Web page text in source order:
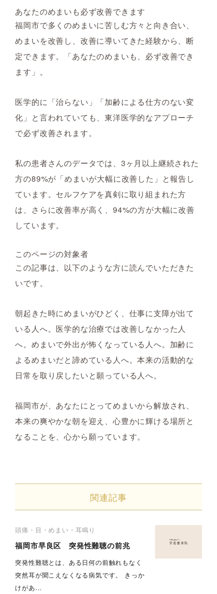
あなたのめまいも必ず改善できます
福岡市で多くのめまいに苦しむ方々と向き合い、
めまいを改善し、改善に導いてきた経験から、断
定できます。「あなたのめまいも、必ず改善でき
ます」。
医学的に「治らない」「加齢による仕方のない変
化」と言われていても、東洋医学的なアプローチ
で必ず改善されます。
私の患者さんのデータでは、3ヶ月以上継続された
方の89%が「めまいが大幅に改善した」と報告し
ています。セルフケアを真剣に取り組まれた方
は、さらに改善率が高く、94%の方が大幅に改善
しています。
このページの対象者
この記事は、以下のような方に読んでいただきた
いです。
朝起きた時にめまいがひどく、仕事に支障が出て
いる人へ。医学的な治療では改善しなかった人
へ。めまいで外出が怖くなっている人へ。加齢に
よるめまいだと諦めている人へ。本来の活動的な
日常を取り戻したいと願っている人へ。
福岡市が、あなたにとってめまいから解放され、
本来の爽やかな朝を迎え、心豊かに輝ける場所と
なることを、心から願っています。
関連記事
頭痛・目・めまい・耳鳴り
福岡市早良区 突発性難聴の前兆
突発性難聴とは、ある日何の前触れもなく
突然耳が聞こえなくなる病気です。 きっか
けがあ...